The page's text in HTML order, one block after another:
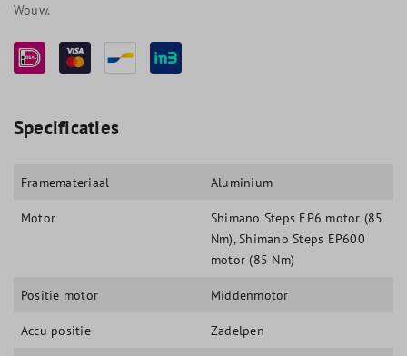
Wouw.
Specificaties
Framemateriaal Aluminium
Motor
Shimano Steps EP6 motor (85
Nm), Shimano Steps EP600
motor (85 Nm)
Positie motor Middenmotor
Accu positie Zadelpen